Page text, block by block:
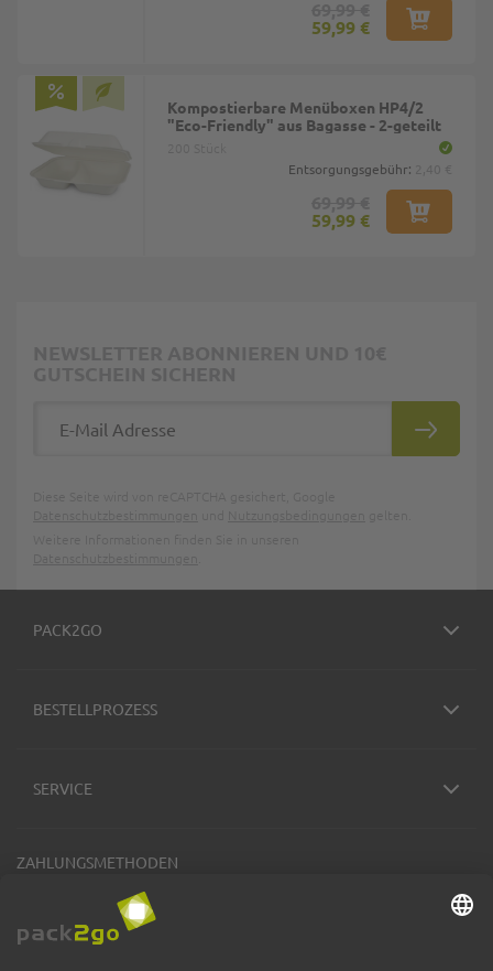
59,99 €
Kompostierbare Menüboxen HP4/2
"Eco-Friendly" aus Bagasse - 2-geteilt
Entsorgungsgebühr:
59,99 €
PACK2GO
BESTELLPROZESS
SERVICE
ZAHLUNGSMETHODEN